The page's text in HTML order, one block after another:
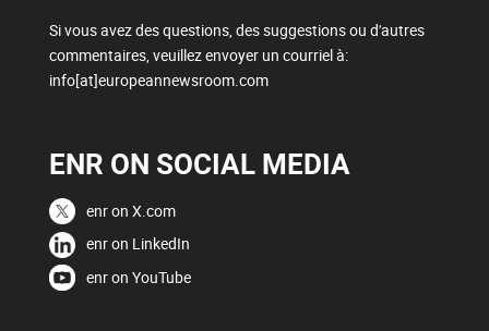
Si vous avez des questions, des suggestions ou d'autres
commentaires, veuillez envoyer un courriel à:
info[at]europeannewsroom.com
ENR ON SOCIAL MEDIA
enr on X.com
enr on LinkedIn
enr on YouTube